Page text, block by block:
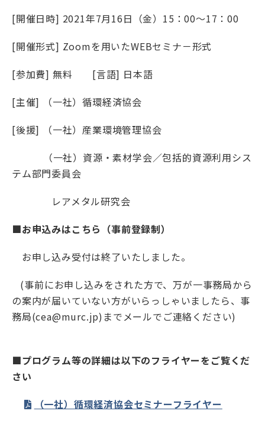
[開催日時] 2021年7月16日（金）15：00～17：00
[開催形式] Zoomを用いたWEBセミナ－形式
[参加費] 無料 [言語] 日本語
[主催] （一社）循環経済協会
[後援] （一社）産業環境管理協会
（一社）資源・素材学会／包括的資源利用シス
テム部門委員会
レアメタル研究会
■お申込みはこちら（事前登録制）
お申し込み受付は終了いたしました。
(事前にお申し込みをされた方で、万が一事務局から
の案内が届いていない方がいらっしゃいましたら、事
務局(cea@murc.jp)までメールでご連絡ください)
■プログラム等の詳細は以下のフライヤーをご覧くだ
さい
（一社）循環経済協会セミナーフライヤー